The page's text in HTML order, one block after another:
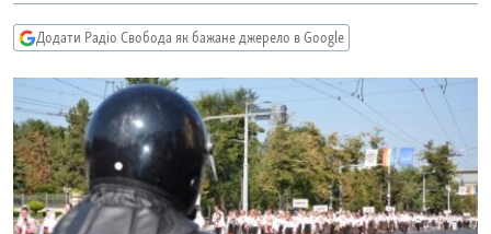
пошуку
СПОРТ
УКРАЇНА
СВІТ
КРИМ.РЕАЛІЇ
ТИ ЯК?
СХЕМИ
КИТАЙ.ВИКЛИКИ
МУЛЬТИМЕДІА
ФОТО
Додати Радіо Свобода як бажане джерело в Google